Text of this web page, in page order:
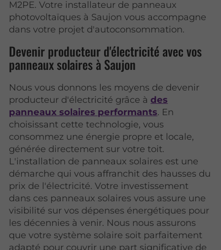
M2PE. Votre installateur de panneaux
photovoltaïques à Saujon vous accompagne
dans votre projet d'autoconsommation.
Devenir producteur d'électricité avec vos
panneaux solaires à Saujon
Nous vous donnons les moyens de devenir
producteur d'électricité grâce àdes
panneaux solaires performants. En
choisissant cette technologie, vous
consommez une énergie propre et locale,
générée directement sur votre toit.
L'installation de panneaux solaires est une
démarche qui vous affranchit des hausses du
prix de l'électricité. Votre investissement
dans ces panneaux solaires vous assure une
visibilité sur vos dépenses énergétiques pour
les décennies à venir. Nous nous assurons
que votre système solaire soit parfaitement
adapté pour couvrir une part significative de